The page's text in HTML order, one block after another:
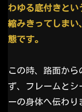
わゆる底付きとい
縮みきってしまい
態です。
この時、路面か
ず、フレームとシ
ーの身体へ伝わり